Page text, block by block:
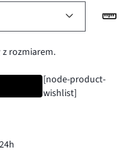
rozmiarem.
[node-product-
wishlist]